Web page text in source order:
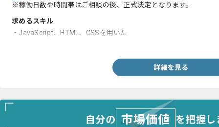
※稼働日数や時間帯はご相談の後、正式決定となります。
求めるスキル
・JavaScript、HTML、CSSを用いた
詳細を見る
自分の 市場価値 を把握